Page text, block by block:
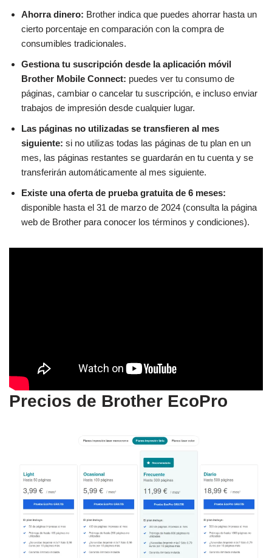
Ahorra dinero: Brother indica que puedes ahorrar hasta un
cierto porcentaje en comparación con la compra de
consumibles tradicionales.
Gestiona tu suscripción desde la aplicación móvil
Brother Mobile Connect: puedes ver tu consumo de
páginas, cambiar o cancelar tu suscripción, e incluso enviar
trabajos de impresión desde cualquier lugar.
Las páginas no utilizadas se transfieren al mes
siguiente: si no utilizas todas las páginas de tu plan en un
mes, las páginas restantes se guardarán en tu cuenta y se
transferirán automáticamente al mes siguiente.
Existe una oferta de prueba gratuita de 6 meses:
disponible hasta el 31 de marzo de 2024 (consulta la página
web de Brother para conocer los términos y condiciones).
Precios de Brother EcoPro